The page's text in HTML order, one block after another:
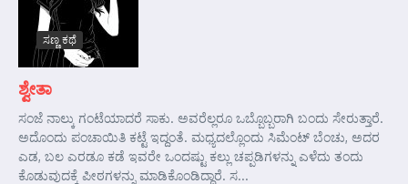
ಸಣ್ಣ ಕಥೆ
ಶ್ವೇತಾ
ಸಂಜೆ ನಾಲ್ಕು ಗಂಟೆಯಾದರೆ ಸಾಕು. ಅವರೆಲ್ಲರೂ ಒಬ್ಬೊಬ್ಬರಾಗಿ ಬಂದು ಸೇರುತ್ತಾರೆ.
ಅದೊಂದು ಪಂಚಾಯಿತಿ ಕಟ್ಟೆ ಇದ್ದಂತೆ. ಮಧ್ಯದಲ್ಲೊಂದು ಸಿಮೆಂಟ್ ಬೆಂಚು, ಅದರ
ಎಡ, ಬಲ ಎರಡೂ ಕಡೆ ಇವರೇ ಒಂದಷ್ಟು ಕಲ್ಲು ಚಪ್ಪಡಿಗಳನ್ನು ಎಳೆದು ತಂದು
ಕೊಡುವುದಕ್ಕೆ ಪೀಠಗಳನ್ನು ಮಾಡಿಕೊಂಡಿದ್ದಾರೆ. ಸ...